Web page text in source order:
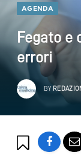
AGENDA
Fegato e
errori
BY